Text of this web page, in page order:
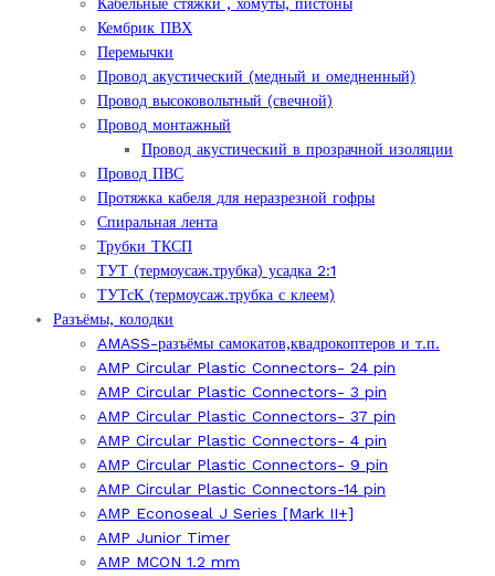
Кембрик ПВХ
Перемычки
Провод акустический (медный и омедненный)
Провод высоковольтный (свечной)
Провод монтажный
Провод акустический в прозрачной изоляции
Провод ПВС
Протяжка кабеля для неразрезной гофры
Спиральная лента
Трубки ТКСП
ТУТ (термоусаж.трубка) усадка 2:1
ТУТсК (термоусаж.трубка с клеем)
Разъёмы, колодки
AMASS-разъёмы самокатов,квадрокоптеров и т.п.
AMP Circular Plastic Connectors- 24 pin
AMP Circular Plastic Connectors- 3 pin
AMP Circular Plastic Connectors- 37 pin
AMP Circular Plastic Connectors- 4 pin
AMP Circular Plastic Connectors- 9 pin
AMP Circular Plastic Connectors-14 pin
AMP Econoseal J Series [Mark II+]
AMP Junior Timer
AMP MCON 1.2 mm